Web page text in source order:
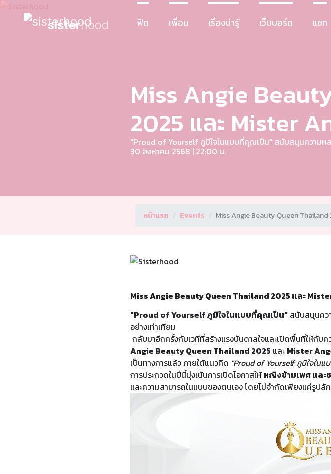
sisterhood ฟีด เพื่อน เรื่องน่ารู้ เว็บบอร์ด แชท
Miss Angie
2025 และ Mister
"Proud of Yourself ภูมิใจในแบบที่คุณเป็น" สนับสนุนความห
30 สิงหาคม 2568 | 22:00 น.
หน้าแรก Events Miss Angie Beauty Queen
Miss Angie Beauty Queen Thailand 2025 และ
"Proud of Yourself ภูมิใจในแบบที่คุณเป็น" สนับสนุนคว
อย่างเท่าเทียม
กลับมาอีกครั้งกับเวทีที่สร้างแรงบันดาลใจและเปิดพื้นที่ให้กับ
Angie Beauty Queen Thailand 2025 และ Mister
เป็นทางการแล้ว ภายใต้แนวคิด "Proud of Yourself ภูมิใจใน
การประกวดในปีนี้มุ่งเน้นการเปิดโอกาสให้ หญิงข้ามเพศ และ
และความสามารถในแบบของตนเอง โดยไม่จำกัดเพียงแค่รูป